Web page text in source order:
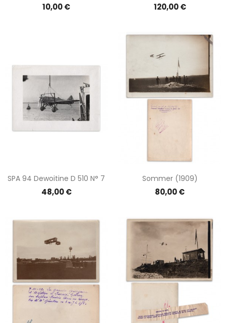
Prix
10,00 € Prix
120,00 €
SPA 94 Dewoitine D 510 N° 7
Prix
48,00 €
Sommer (1909)
Prix
80,00 €